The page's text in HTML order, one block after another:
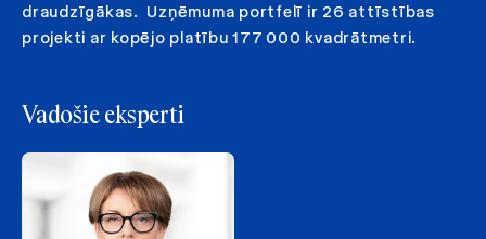
draudzīgākas. Uzņēmuma portfelī ir 26 attīstības
projekti ar kopējo platību 177 000 kvadrātmetri.
Vadošie eksperti